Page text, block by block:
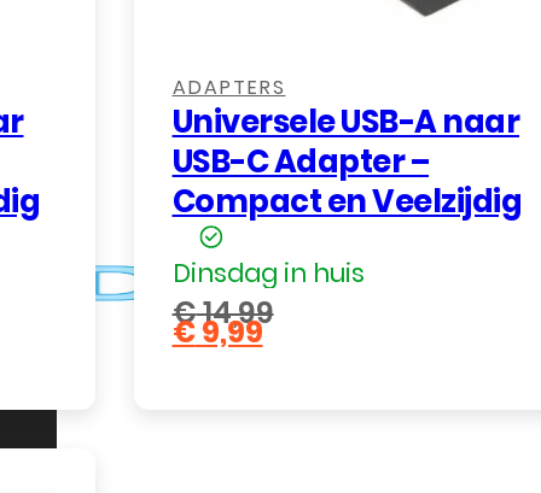
ADAPTERS
Universele USB-A naar
USB-C Adapter –
Compact en Veelzijdig
Dinsdag in huis
€14,99
Oorspronkelijke
€9,99
Huidige